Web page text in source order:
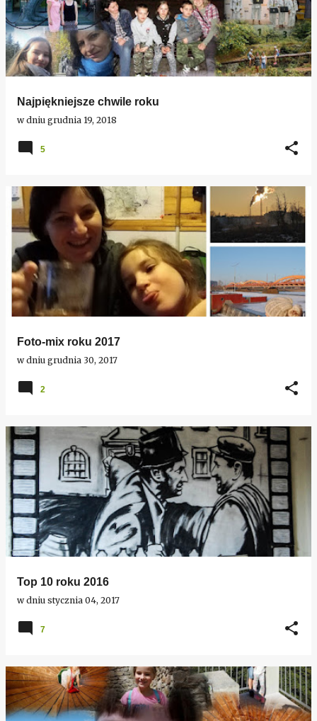
Najpiękniejsze chwile roku
w dniu grudnia 19, 2018
5
Foto-mix roku 2017
w dniu grudnia 30, 2017
2
Top 10 roku 2016
w dniu stycznia 04, 2017
7